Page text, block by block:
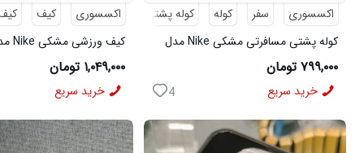
اکسسوری
سفر کوله کوله پشتی
مسافرتی
کوله پشتی مسافرتی مشکی Nike مدل
50693
۷۹۹,۰۰۰ تومان
خرید سریع 4
اکسسوری
کیف
کیف ورزشی مشکی Nike مدل 50700
۱,۰۴۹,۰۰۰ تومان
خرید سریع